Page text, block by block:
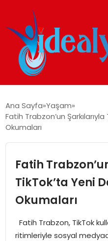
GÜNDEM
İDEAL SPOR
YAŞAM
Ana Sayfa Yaşam
Fatih Trabzon’un
Okumaları
Fatih
TikTok’ta Yeni
Okumaları
Fatih Trabzon, TikTok
ritimleriyle sosyal